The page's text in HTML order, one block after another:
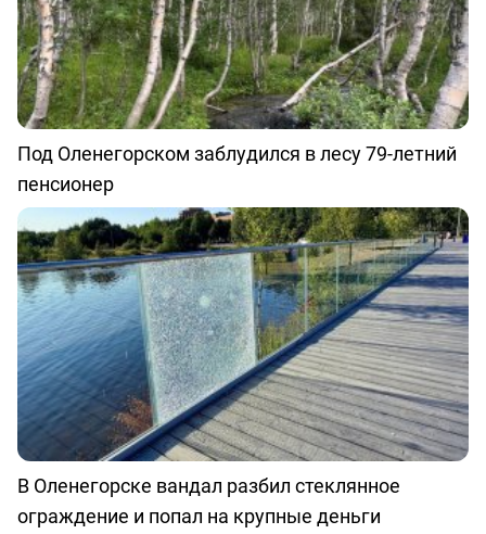
Под Оленегорском заблудился в лесу 79-летний
пенсионер
В Оленегорске вандал разбил стеклянное
ограждение и попал на крупные деньги